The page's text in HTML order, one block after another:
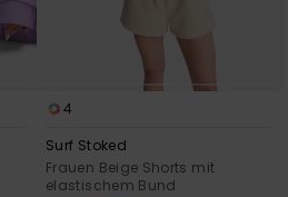
4
Surf Stoked
Frauen Beige Shorts mit
elastischem Bund